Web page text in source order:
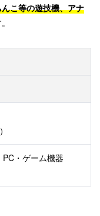
こ等の遊技機、アナ
・ゲーム機器